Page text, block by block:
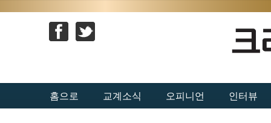
홈으로 교계소식 오피니언 인터뷰